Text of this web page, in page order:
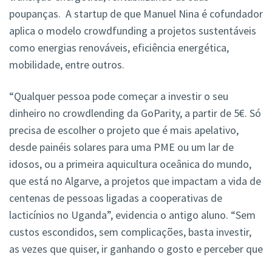
poupanças. A startup de que Manuel Nina é cofundador
aplica o modelo crowdfunding a projetos sustentáveis
como energias renováveis, eficiência energética,
mobilidade, entre outros.
“Qualquer pessoa pode começar a investir o seu
dinheiro no crowdlending da GoParity, a partir de 5€. Só
precisa de escolher o projeto que é mais apelativo,
desde painéis solares para uma PME ou um lar de
idosos, ou a primeira aquicultura oceânica do mundo,
que está no Algarve, a projetos que impactam a vida de
centenas de pessoas ligadas a cooperativas de
lacticínios no Uganda”, evidencia o antigo aluno. “Sem
custos escondidos, sem complicações, basta investir,
as vezes que quiser, ir ganhando o gosto e perceber que